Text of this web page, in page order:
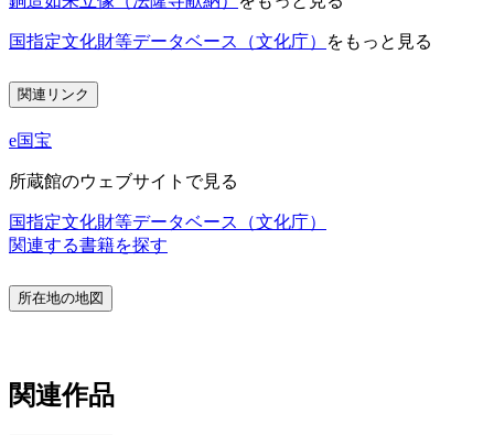
国指定文化財等データベース（文化庁） をもっと見る
関連リンク
e国宝
所蔵館のウェブサイトで見る
国指定文化財等データベース（文化庁）
関連する書籍を探す
所在地の地図
関連作品